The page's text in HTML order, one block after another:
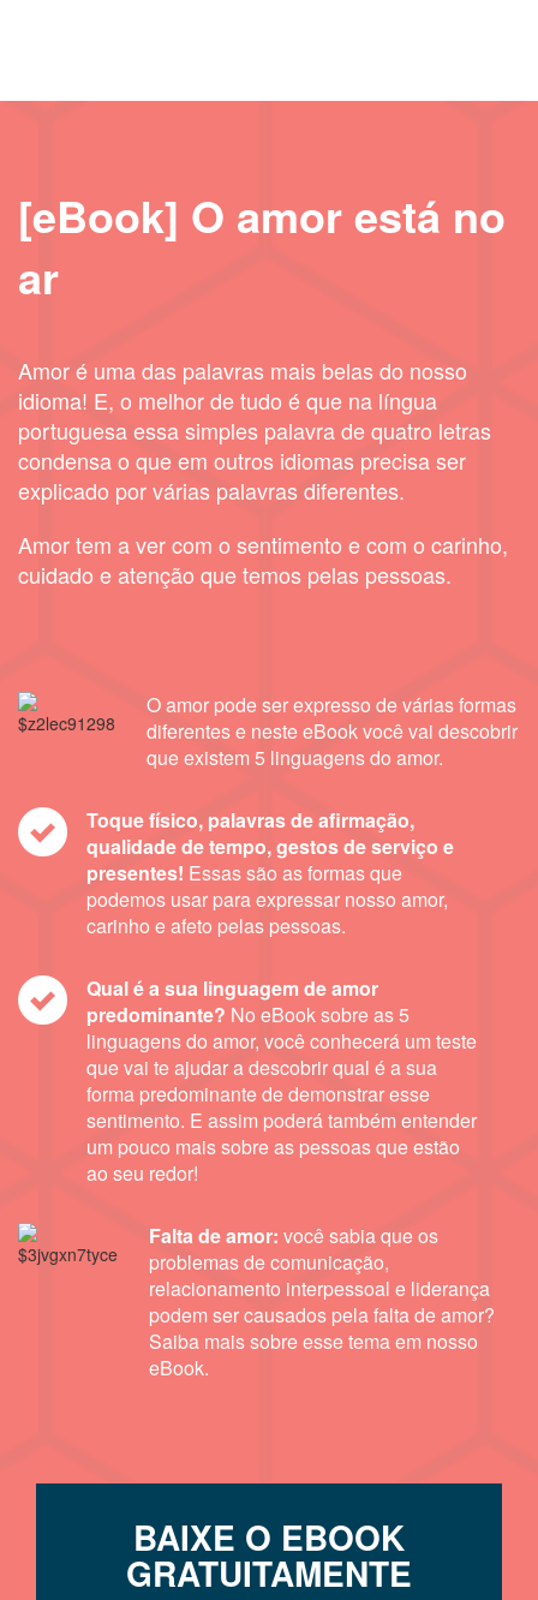
[eBook] O amor está no
ar
Amor é uma das palavras mais belas do nosso
idioma! E, o melhor de tudo é que na língua
portuguesa essa simples palavra de quatro letras
condensa o que em outros idiomas precisa ser
explicado por várias palavras diferentes.
Amor tem a ver com o sentimento e com o carinho,
cuidado e atenção que temos pelas pessoas.
O amor pode ser expresso de várias formas
diferentes e neste eBook você vai descobrir
que existem 5 linguagens do amor.
Toque físico, palavras de afirmação,
qualidade de tempo, gestos de serviço e
presentes! Essas são as formas que
podemos usar para expressar nosso amor,
carinho e afeto pelas pessoas.
Qual é a sua linguagem de amor
predominante? No eBook sobre as 5
linguagens do amor, você conhecerá um teste
que vai te ajudar a descobrir qual é a sua
forma predominante de demonstrar esse
sentimento. E assim poderá também entender
um pouco mais sobre as pessoas que estão
ao seu redor!
Falta de amor: você sabia que os
problemas de comunicação,
relacionamento interpessoal e liderança
podem ser causados pela falta de amor?
Saiba mais sobre esse tema em nosso
eBook.
BAIXE O EBOOK
GRATUITAMENTE